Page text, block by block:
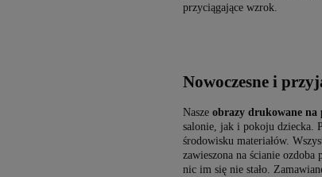
przyciągające wzrok.
Nowoczesne i
Nasze obrazy drukowane na
salonie, jak i pokoju dziecka.
środowisku materiałów.
zawieszona na ścianie ozdoba
nic im się nie stało.